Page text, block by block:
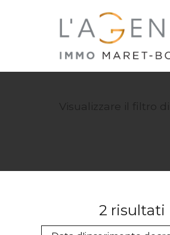
Visualizzare il filtro di
2 risultati